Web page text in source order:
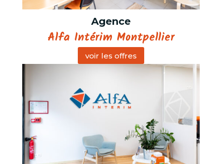
Agence
Alfa Intérim Montpellier
voir les offres